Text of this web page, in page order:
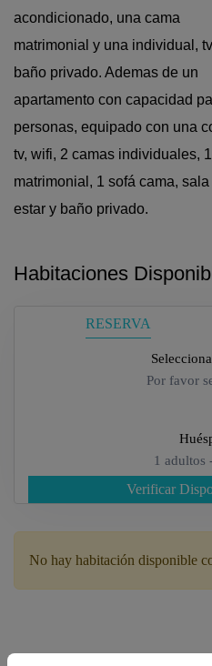
acondicionado, una cama
matrimonial y una individual,
baño privado. Ademas de un
apartamento con capacidad
personas, equipado con una
tv, wifi, 2 camas individuales,
matrimonial, 1 sofá cama, sala
estar y baño privado.
Habitaciones
RESERVA
Por favor
1 adultos
Verificar
No hay habitación disponible